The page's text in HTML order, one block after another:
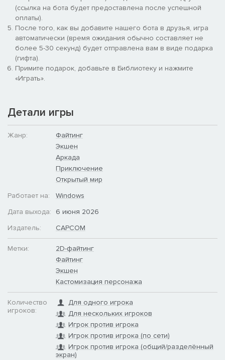
(ссылка на бота будет предоставлена после успешной
оплаты).
После того, как вы добавите нашего бота в друзья, игра
автоматически (время ожидания обычно составляет не
более 5-30 секунд) будет отправлена вам в виде подарка
(гифта).
Примите подарок, добавьте в Библиотеку и нажмите
«Играть».
Детали игры
Жанр:
Файтинг
Экшен
Аркада
Приключение
Открытый мир
Работает на:
Windows
Дата выхода:
6 июня 2026
Издатель:
CAPCOM
Метки:
2D-файтинг
Файтинг
Экшен
Кастомизация персонажа
Количество
игроков:
Для одного игрока
Для нескольких игроков
Игрок против игрока
Игрок против игрока (по сети)
Игрок против игрока (общий/разделённый
экран)